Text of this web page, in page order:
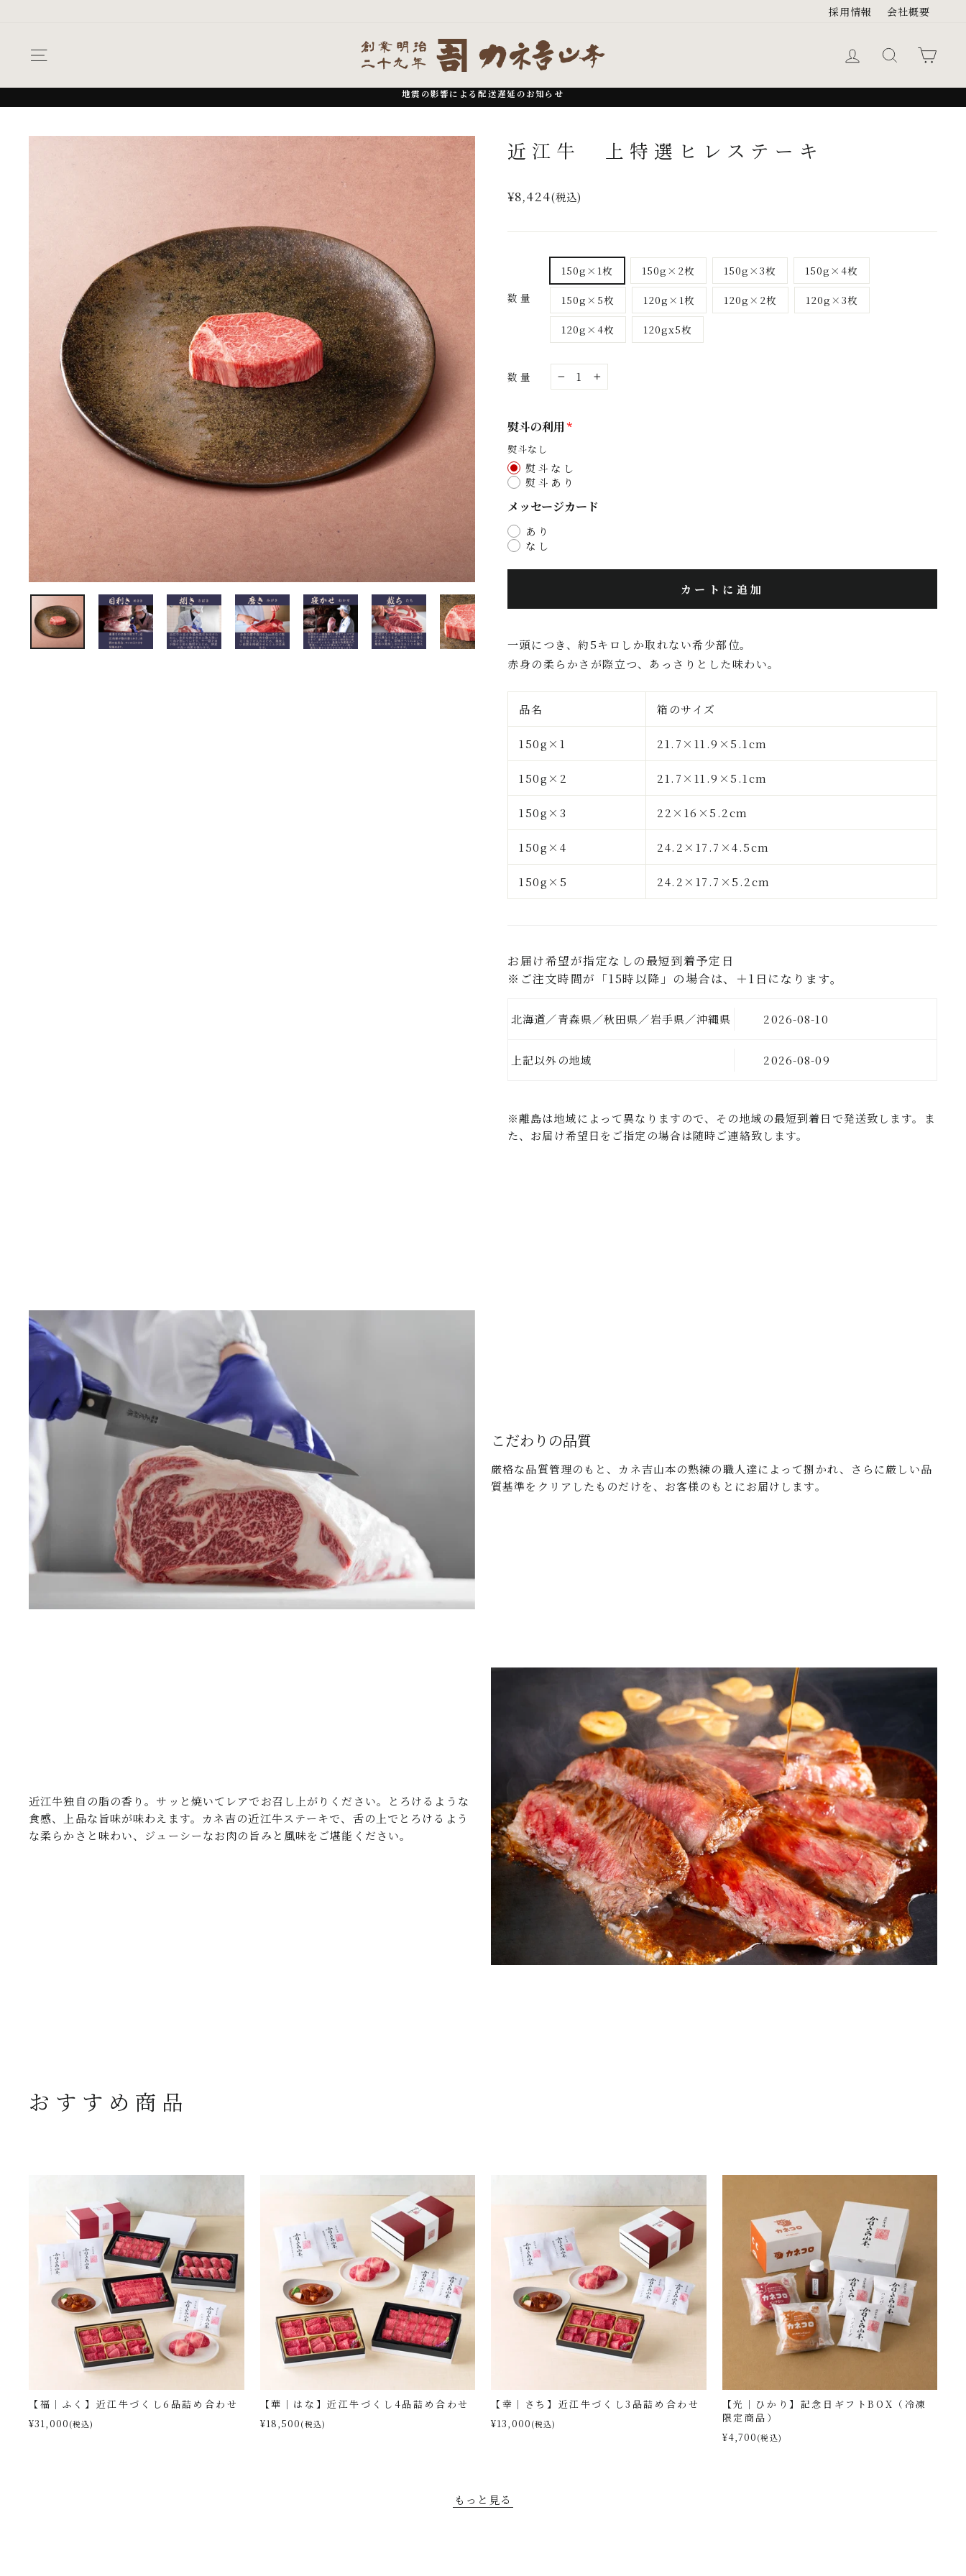
採用情報 会社概要
ログイン キーワード検
一
地震の影響による配送遅延のお知らせ
近江牛 上特選ヒレステーキ
通
価
¥8,424(税込)
数量
150g×1枚 150g×2枚 150g×3枚 150g×4枚
150g×5枚 120g×1枚 120g×2枚 120g×3枚
120g×4枚 120gx5枚
数量
+
熨斗の利用
熨斗なし
熨斗なし
熨斗あり
メッセージカード
あり
なし
カートに追加
一頭につき、約5キロしか取れない希少部位。
赤身の柔らかさが際立つ、あっさりとした味わい。
品名 箱のサイズ
150g×1 21.7×11.9×5.1cm
150g×2 21.7×11.9×5.1cm
150g×3 22×16×5.2cm
150g×4 24.2×17.7×4.5cm
150g×5 24.2×17.7×5.2cm
お届け希望が指定なしの最短到着予定日
※ご注文時間が「15時以降」の場合は、＋1日になります。
北海道／青森県／秋田県／岩手県／沖縄県 2026-08-10
上記以外の地域 2026-08-09
※離島は地域によって異なりますので、その地域の最短到着日で発送致します。ま
た、お届け希望日をご指定の場合は随時ご連絡致します。
こだわりの品質
厳格な品質管理のもと、カネ吉山本の熟練の職人達によって捌かれ、さらに厳しい品
質基準をクリアしたものだけを、お客様のもとにお届けします。
近江牛独自の脂の香り。サッと焼いてレアでお召し上がりください。とろけるような
食感、上品な旨味が味わえます。カネ吉の近江牛ステーキで、舌の上でとろけるよう
な柔らかさと味わい、ジューシーなお肉の旨みと風味をご堪能ください。
おすすめ商品
【福｜ふく】近江牛づくし6品詰め合わせ
¥31,000 (税込)
【華｜はな】近江牛づくし4品詰め合わせ
¥18,500 (税込)
【幸｜さち】近江牛づくし3品詰め合わせ
¥13,000 (税込)
【光｜ひかり】記念日ギフトBOX（冷凍
限定商品）
¥4,700 (税込)
もっと見る